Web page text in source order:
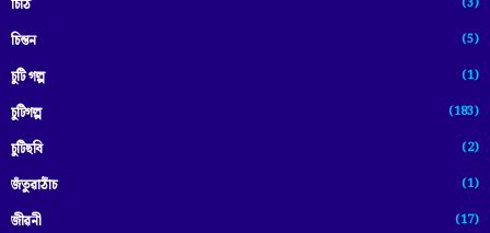
চিঠি
চিন্তন (5)
চুটি গল্প (1)
চুটিগল্প (183)
চুটিছবি (2)
জঁতুৱাঠাঁচ (1)
জীৱনী (17)